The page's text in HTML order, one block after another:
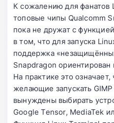
К сожалению для фанатов
топовые чипы Qualcomm
пока не дружат с
в том, что для запуска
поддержка
Snapdragon
На практике это означает,
желающие запускать
вынуждены выбирать
Google Tensor, MediaTek